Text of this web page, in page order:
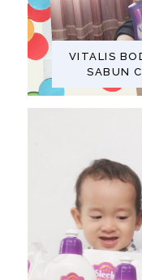
VITALIS
SABUN